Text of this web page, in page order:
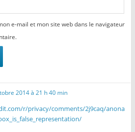
e-mail et mon site web dans le navigateur
2014 à 21 h 40 min
r/privacy/comments/2j9caq/anona